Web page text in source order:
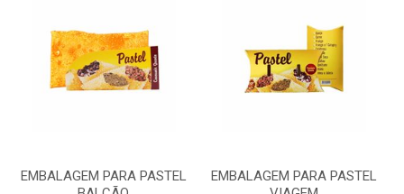
EMBALAGEM PARA PASTEL
EMBALAGEM PARA PASTEL